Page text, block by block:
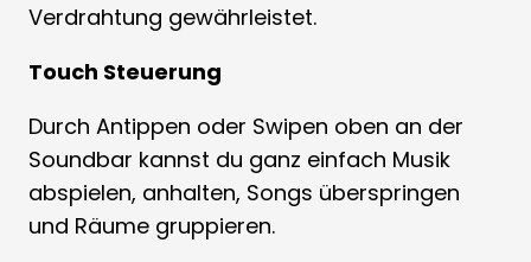
Verdrahtung gewährleistet.
Touch Steuerung
Durch Antippen oder Swipen oben an der
Soundbar kannst du ganz einfach Musik
abspielen, anhalten, Songs überspringen
und Räume gruppieren.